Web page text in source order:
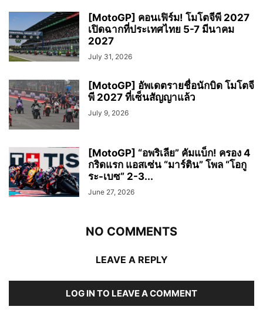
[MotoGP] คอนเฟิร์ม! โมโตจีพี 2027
เปิดฉากที่ประเทศไทย 5-7 มีนาคม
2027
July 31, 2026
[MotoGP] อัพเดตรายชื่อนักบิด โมโตจี
พี 2027 ที่เซ็นสัญญาแล้ว
July 9, 2026
[MotoGP] “อพริเลีย” คัมแบ็ก! ครอง 4
กริดแรก แอสเซ่น “มาร์ติน” โพล “โอกู
ระ-เบซ” 2-3...
June 27, 2026
NO COMMENTS
LEAVE A REPLY
LOG IN TO LEAVE A COMMENT